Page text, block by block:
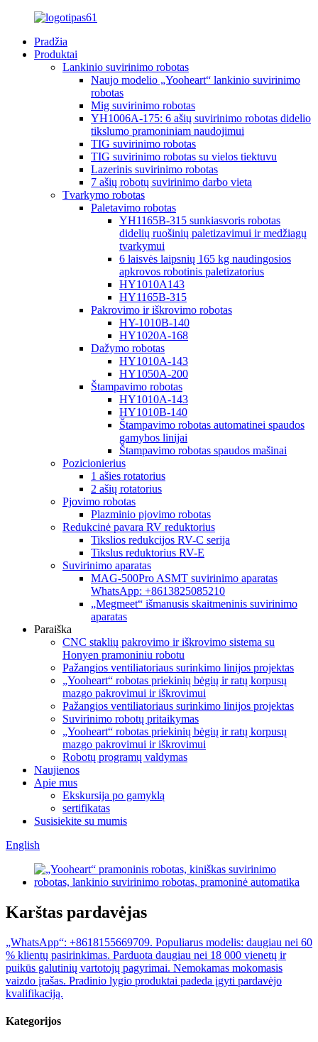
Pradžia
Produktai
Lankinio suvirinimo robotas
Naujo modelio „Yooheart“ lankinio suvirinimo
robotas
Mig suvirinimo robotas
YH1006A-175: 6 ašių suvirinimo robotas didelio
tikslumo pramoniniam naudojimui
TIG suvirinimo robotas
TIG suvirinimo robotas su vielos tiektuvu
Lazerinis suvirinimo robotas
7 ašių robotų suvirinimo darbo vieta
Tvarkymo robotas
Paletavimo robotas
YH1165B-315 sunkiasvoris robotas
didelių ruošinių paletizavimui ir medžiagų
tvarkymui
6 laisvės laipsnių 165 kg naudingosios
apkrovos robotinis paletizatorius
HY1010A143
HY1165B-315
Pakrovimo ir iškrovimo robotas
HY-1010B-140
HY1020A-168
Dažymo robotas
HY1010A-143
HY1050A-200
Štampavimo robotas
HY1010A-143
HY1010B-140
Štampavimo robotas automatinei spaudos
gamybos linijai
Štampavimo robotas spaudos mašinai
Pozicionierius
1 ašies rotatorius
2 ašių rotatorius
Pjovimo robotas
Plazminio pjovimo robotas
Redukcinė pavara RV reduktorius
Tikslios redukcijos RV-C serija
Tikslus reduktorius RV-E
Suvirinimo aparatas
MAG-500Pro ASMT suvirinimo aparatas
WhatsApp: +8613825085210
„Megmeet“ išmanusis skaitmeninis suvirinimo
aparatas
Paraiška
CNC staklių pakrovimo ir iškrovimo sistema su
Honyen pramoniniu robotu
Pažangios ventiliatoriaus surinkimo linijos projektas
„Yooheart“ robotas priekinių bėgių ir ratų korpusų
mazgo pakrovimui ir iškrovimui
Pažangios ventiliatoriaus surinkimo linijos projektas
Suvirinimo robotų pritaikymas
„Yooheart“ robotas priekinių bėgių ir ratų korpusų
mazgo pakrovimui ir iškrovimui
Robotų programų valdymas
Naujienos
Apie mus
Ekskursija po gamyklą
sertifikatas
Susisiekite su mumis
English
Karštas pardavėjas
„WhatsApp“: +8618155669709. Populiarus modelis: daugiau nei 60
% klientų pasirinkimas. Parduota daugiau nei 18 000 vienetų ir
puikūs galutinių vartotojų pagyrimai. Nemokamas mokomasis
vaizdo įrašas. Pradinio lygio produktai padeda įgyti pardavėjo
kvalifikaciją.
Kategorijos